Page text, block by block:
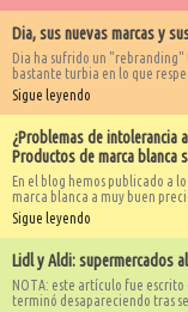
Dia, sus nuevas marcas y
Dia ha sufrido un "rebranding"
bastante turbia en lo que
Sigue leyendo
¿Problemas de intolerancia
Productos de marca blanca
En el blog hemos publicado a
marca blanca a muy buen
Sigue leyendo
Lidl y Aldi: supermercados
NOTA: este artículo fue
terminó desapareciendo tras